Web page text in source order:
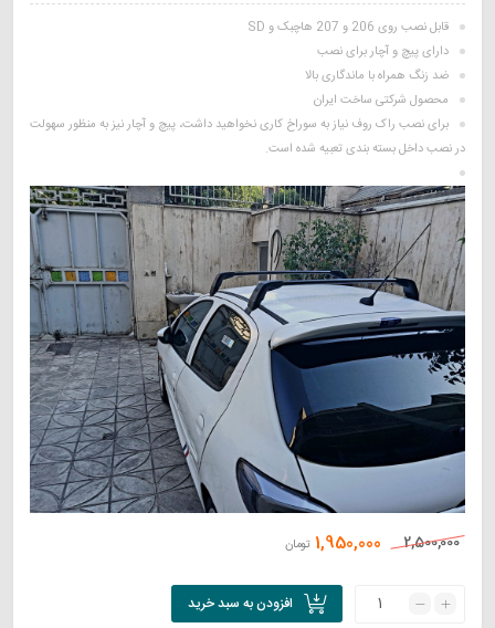
قابل نصب روی 206 و 207 هاچبک و SD
دارای پیچ و آچار برای نصب
ضد زنگ همراه با ماندگاری بالا
محصول شرکتی ساخت ایران
برای نصب راک روف نیاز به سوراخ کاری نخواهید داشت، پیچ و آچار نیز به منظور سهولت
در نصب داخل بسته بندی تعبیه شده است.
2,500,000
1,950,000 تومان
افزودن به سبد خرید